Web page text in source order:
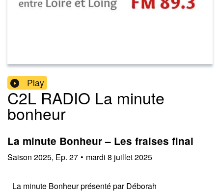
Play
C2L RADIO La minute
bonheur
La minute Bonheur – Les fraises final
Saison 2025, Ep. 27 • mardi 8 juillet 2025
La minute Bonheur présenté par Déborah